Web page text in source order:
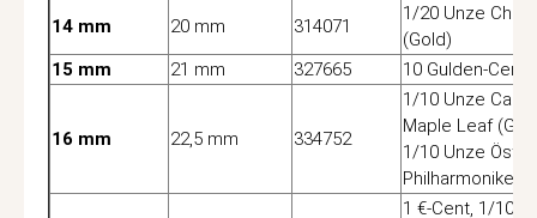
14 mm
20 mm 314071
1/20 Unze
(Gold)
15 mm
21 mm 327665 10 Gulden-Cent
16 mm 22,5 mm 334752
1/10 Unze
Maple Leaf
1/10 Unze
Philharmoniker
1 €-Cent, 1/10